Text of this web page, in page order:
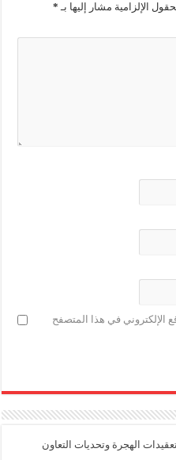
الإلزامية مشار إليها بـ *
الإلكتروني في هذا المتصفح
الهجرة وتحديات التعاون